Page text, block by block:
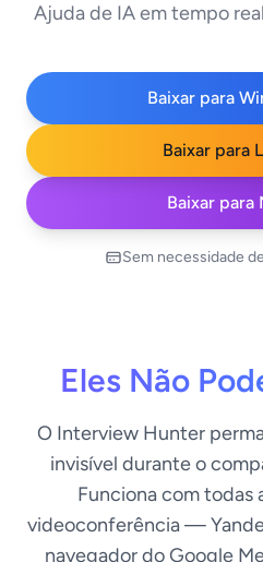
Ajuda de IA em tempo
Baixar para
Baixar para
Baixar para
Sem necessidade
Eles Não
O Interview Hunter
invisível durante o
Funciona com todas
videoconferência —
navegador do Google